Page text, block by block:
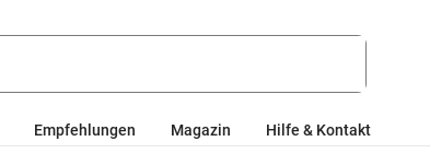
Empfehlungen Magazin Hilfe & Kontakt